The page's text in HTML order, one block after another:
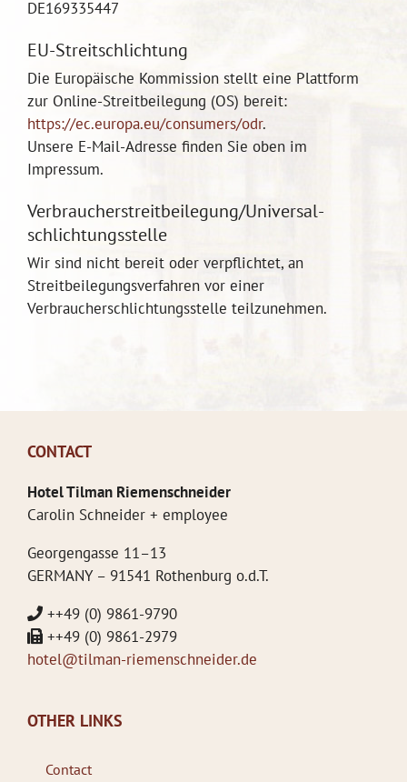
DE169335447
EU-Streitschlichtung
Die Europäische Kommission stellt eine Plattform
zur Online-Streitbeilegung (OS) bereit:
https://ec.europa.eu/consumers/odr.
Unsere E-Mail-Adresse finden Sie oben im
Impressum.
Verbraucher­streit­beilegung/Universal­
schlichtungs­stelle
Wir sind nicht bereit oder verpflichtet, an
Streitbeilegungsverfahren vor einer
Verbraucherschlichtungsstelle teilzunehmen.
CONTACT
Hotel Tilman Riemenschneider
Carolin Schneider + employee
Georgengasse 11–13
GERMANY – 91541 Rothenburg o.d.T.
++49 (0) 9861-9790
++49 (0) 9861-2979
hotel@tilman-riemenschneider.de
OTHER LINKS
Contact